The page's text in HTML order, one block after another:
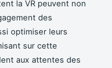
la VR peuvent non
des
optimiser leurs
sur cette
aux attentes des